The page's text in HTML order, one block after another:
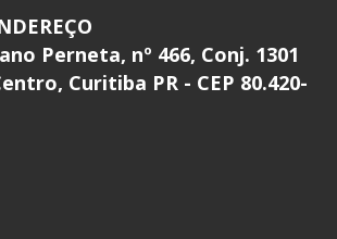
Perneta, nº 466, Conj. 1301
Curitiba PR - CEP 80.420-